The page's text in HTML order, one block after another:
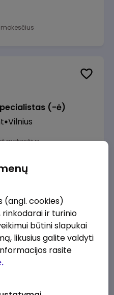
mokesčius
(-ė)
Vilnius
mokesčius
(-Ė) ŠIAULIUOSE
Šiauliai
mokesčius
(angl. cookies)
ir turinio
būtini slapukai
likusius galite valdyti
rasite